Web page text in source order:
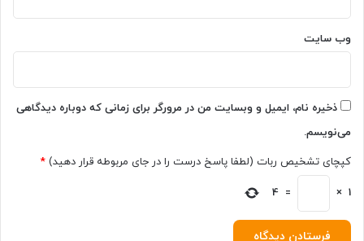
د
؟
وب‌ سایت
ذخیره نام، ایمیل و وبسایت من در مرورگر برای زمانی که دوباره دیدگاهی
می‌نویسم.
کپچای تشخیص ربات (لطفا پاسخ درست را در جای مربوطه قرار دهید) *
1
×
=
4